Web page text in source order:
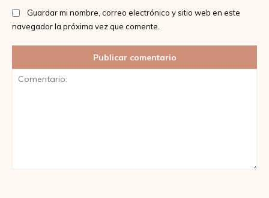
Guardar mi nombre, correo electrónico y sitio web en este
navegador la próxima vez que comente.